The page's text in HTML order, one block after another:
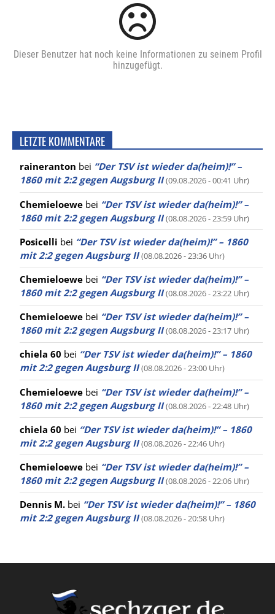
Dieser Benutzer hat noch keine Informationen zu seinem Profil
hinzugefügt.
LETZTE KOMMENTARE
raineranton bei “Der TSV ist wieder da(heim)!” –
1860 mit 2:2 gegen Augsburg II (09.08.2026 - 00:41 Uhr)
Chemieloewe bei “Der TSV ist wieder da(heim)!” –
1860 mit 2:2 gegen Augsburg II (08.08.2026 - 23:59 Uhr)
Posicelli bei “Der TSV ist wieder da(heim)!” – 1860
mit 2:2 gegen Augsburg II (08.08.2026 - 23:36 Uhr)
Chemieloewe bei “Der TSV ist wieder da(heim)!” –
1860 mit 2:2 gegen Augsburg II (08.08.2026 - 23:22 Uhr)
Chemieloewe bei “Der TSV ist wieder da(heim)!” –
1860 mit 2:2 gegen Augsburg II (08.08.2026 - 23:17 Uhr)
chiela 60 bei “Der TSV ist wieder da(heim)!” – 1860
mit 2:2 gegen Augsburg II (08.08.2026 - 23:00 Uhr)
Chemieloewe bei “Der TSV ist wieder da(heim)!” –
1860 mit 2:2 gegen Augsburg II (08.08.2026 - 22:48 Uhr)
chiela 60 bei “Der TSV ist wieder da(heim)!” – 1860
mit 2:2 gegen Augsburg II (08.08.2026 - 22:46 Uhr)
Chemieloewe bei “Der TSV ist wieder da(heim)!” –
1860 mit 2:2 gegen Augsburg II (08.08.2026 - 22:06 Uhr)
Dennis M. bei “Der TSV ist wieder da(heim)!” – 1860
mit 2:2 gegen Augsburg II (08.08.2026 - 20:58 Uhr)